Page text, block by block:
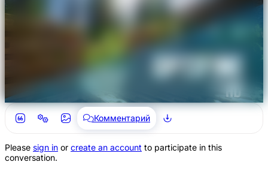
Комментарий
Please sign in or create an account to participate in this
conversation.